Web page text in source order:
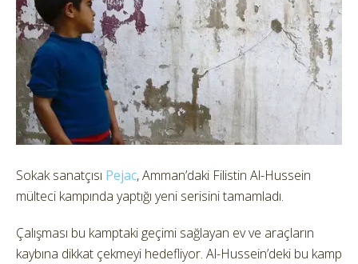
Sokak sanatçısı Pejac, Amman’daki Filistin Al-Hussein
mülteci kampında yaptığı yeni serisini tamamladı.
Çalışması bu kamptaki geçimi sağlayan ev ve araçların
kaybına dikkat çekmeyi hedefliyor. Al-Hussein’deki bu kamp